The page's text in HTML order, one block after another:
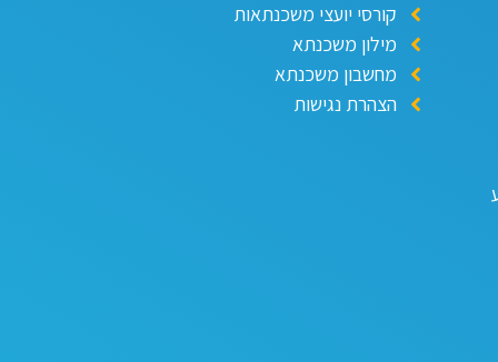
קורסי יועצי משכנתאות
מילון משכנתא
מחשבון משכנתא
הצהרת נגישות